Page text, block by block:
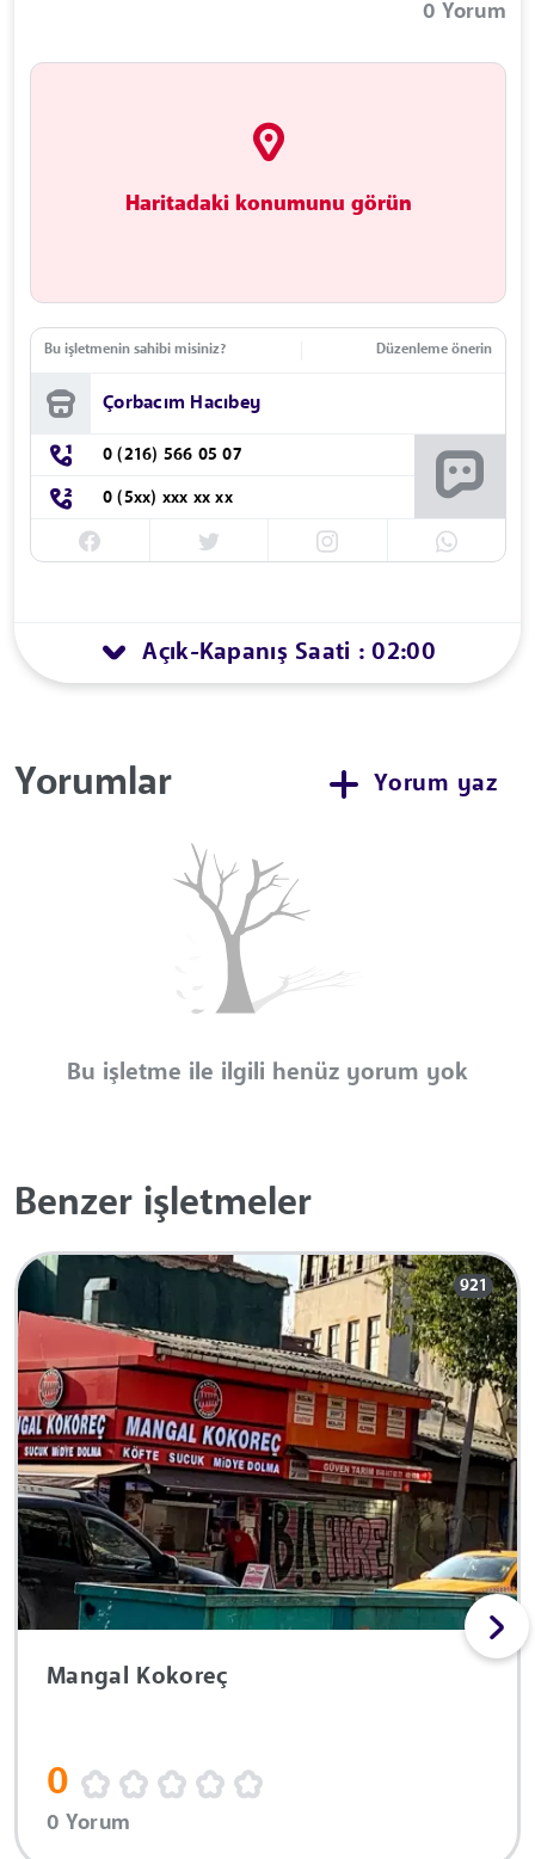
0 Yorum
Haritadaki konumunu görün
Bu işletmenin sahibi misiniz? Düzenleme önerin
Çorbacım Hacıbey
0 (216) 566 05 07
0 (5xx) xxx xx xx
Açık-Kapanış Saati : 02:00
Yorumlar Yorum yaz
Bu işletme ile ilgili henüz yorum yok
Benzer işletmeler
921
Mangal Kokoreç
0
0 Yorum